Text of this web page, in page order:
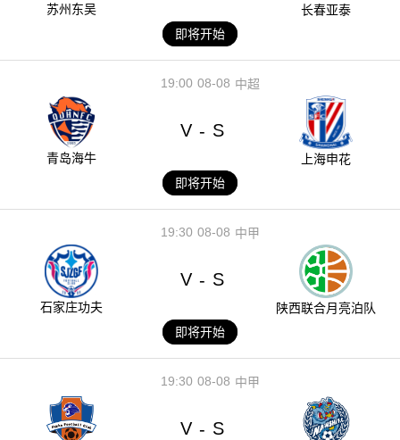
苏州东吴
长春亚泰
即将开始
08-08
19:00 中超
青岛海牛
V - S
上海申花
即将开始
08-08
19:30 中甲
石家庄功夫
V - S
陕西联合月亮泊队
即将开始
08-08
19:30 中甲
V - S